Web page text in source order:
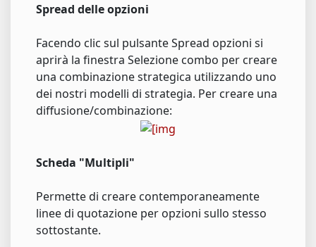
Spread delle opzioni
Facendo clic sul pulsante Spread opzioni si
aprirà la finestra Selezione combo per creare
una combinazione strategica utilizzando uno
dei nostri modelli di strategia. Per creare una
diffusione/combinazione:
Scheda "Multipli"
Permette di creare contemporaneamente
linee di quotazione per opzioni sullo stesso
sottostante.